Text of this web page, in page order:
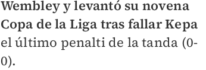
Wembley y levantó su novena
Copa de la Liga tras fallar Kepa
el último penalti de la tanda (0-
0).